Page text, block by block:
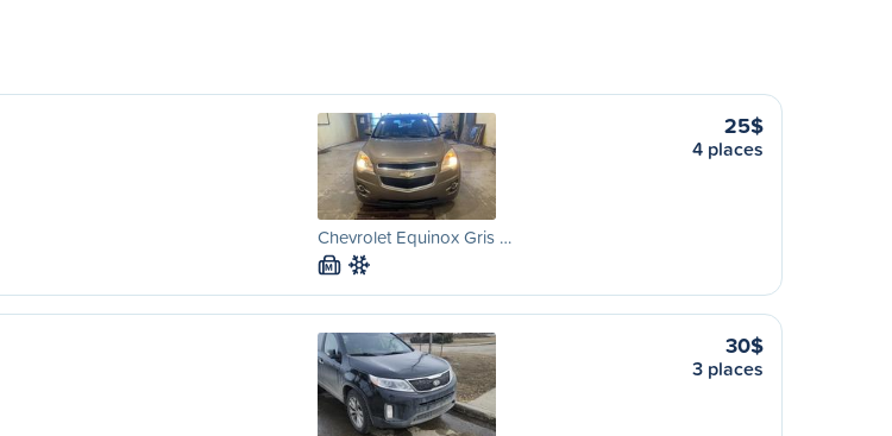
Chevrolet Equinox Gris …
M
25$
4 places
30$
3 places